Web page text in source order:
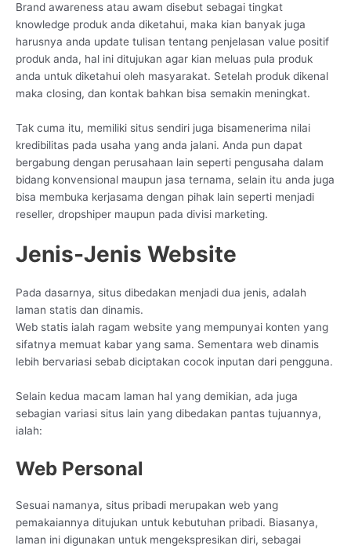
Brand awareness atau awam disebut sebagai tingkat
knowledge produk anda diketahui, maka kian banyak juga
harusnya anda update tulisan tentang penjelasan value positif
produk anda, hal ini ditujukan agar kian meluas pula produk
anda untuk diketahui oleh masyarakat. Setelah produk dikenal
maka closing, dan kontak bahkan bisa semakin meningkat.
Tak cuma itu, memiliki situs sendiri juga bisamenerima nilai
kredibilitas pada usaha yang anda jalani. Anda pun dapat
bergabung dengan perusahaan lain seperti pengusaha dalam
bidang konvensional maupun jasa ternama, selain itu anda juga
bisa membuka kerjasama dengan pihak lain seperti menjadi
reseller, dropshiper maupun pada divisi marketing.
Jenis-Jenis Website
Pada dasarnya, situs dibedakan menjadi dua jenis, adalah
laman statis dan dinamis.
Web statis ialah ragam website yang mempunyai konten yang
sifatnya memuat kabar yang sama. Sementara web dinamis
lebih bervariasi sebab diciptakan cocok inputan dari pengguna.
Selain kedua macam laman hal yang demikian, ada juga
sebagian variasi situs lain yang dibedakan pantas tujuannya,
ialah:
Web Personal
Sesuai namanya, situs pribadi merupakan web yang
pemakaiannya ditujukan untuk kebutuhan pribadi. Biasanya,
laman ini digunakan untuk mengekspresikan diri, sebagai